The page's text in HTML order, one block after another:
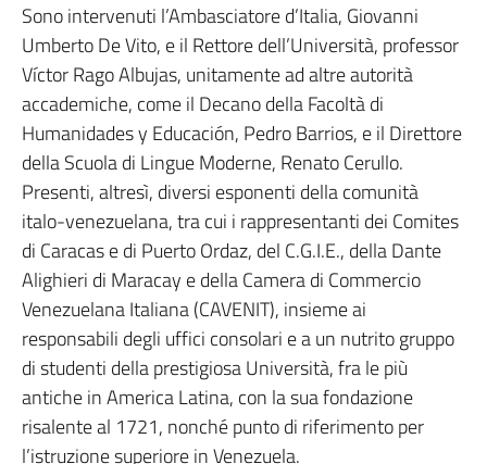
Sono intervenuti l’Ambasciatore d’Italia, Giovanni
Umberto De Vito, e il Rettore dell’Università, professor
Víctor Rago Albujas, unitamente ad altre autorità
accademiche, come il Decano della Facoltà di
Humanidades y Educación, Pedro Barrios, e il Direttore
della Scuola di Lingue Moderne, Renato Cerullo.
Presenti, altresì, diversi esponenti della comunità
italo-venezuelana, tra cui i rappresentanti dei Comites
di Caracas e di Puerto Ordaz, del C.G.I.E., della Dante
Alighieri di Maracay e della Camera di Commercio
Venezuelana Italiana (CAVENIT), insieme ai
responsabili degli uffici consolari e a un nutrito gruppo
di studenti della prestigiosa Università, fra le più
antiche in America Latina, con la sua fondazione
risalente al 1721, nonché punto di riferimento per
l’istruzione superiore in Venezuela.